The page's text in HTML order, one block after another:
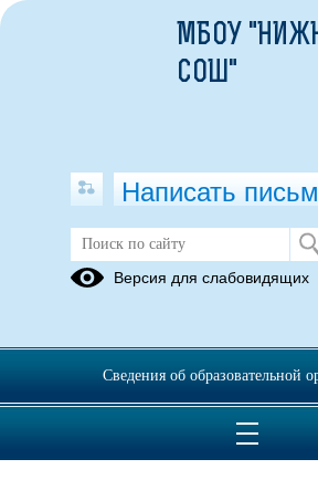
Капитальный ремонт
МБОУ
СОШ"
Написать
Версия для слабовидящих
Сведения об образовательной